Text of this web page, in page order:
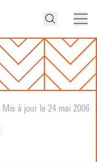
Mis à jour le 24 mai 2006